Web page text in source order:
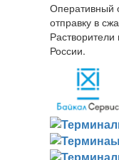
Оперативный
отправку в
Растворители
России.